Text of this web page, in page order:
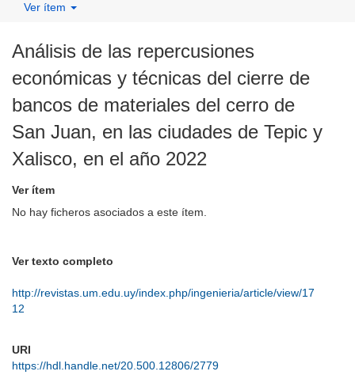
Ver ítem
Análisis de las repercusiones
económicas y técnicas del cierre de
bancos de materiales del cerro de
San Juan, en las ciudades de Tepic y
Xalisco, en el año 2022
Ver ítem
No hay ficheros asociados a este ítem.
Ver texto completo
http://revistas.um.edu.uy/index.php/ingenieria/article/view/17
12
URI
https://hdl.handle.net/20.500.12806/2779